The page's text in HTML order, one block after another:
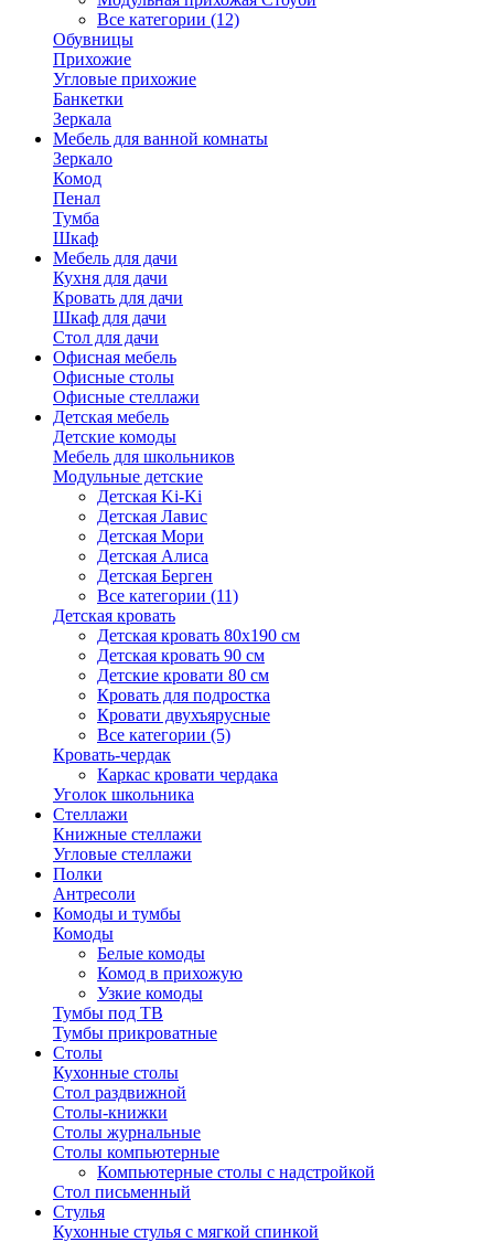
Все категории (12)
Обувницы
Прихожие
Угловые прихожие
Банкетки
Зеркала
Мебель для ванной комнаты
Зеркало
Комод
Пенал
Тумба
Шкаф
Мебель для дачи
Кухня для дачи
Кровать для дачи
Шкаф для дачи
Стол для дачи
Офисная мебель
Офисные столы
Офисные стеллажи
Детская мебель
Детские комоды
Мебель для школьников
Модульные детские
Детская Ki-Ki
Детская Лавис
Детская Мори
Детская Алиса
Детская Берген
Все категории (11)
Детская кровать
Детская кровать 80х190 см
Детская кровать 90 см
Детские кровати 80 см
Кровать для подростка
Кровати двухъярусные
Все категории (5)
Кровать-чердак
Каркас кровати чердака
Уголок школьника
Стеллажи
Книжные стеллажи
Угловые стеллажи
Полки
Антресоли
Комоды и тумбы
Комоды
Белые комоды
Комод в прихожую
Узкие комоды
Тумбы под ТВ
Тумбы прикроватные
Столы
Кухонные столы
Стол раздвижной
Столы-книжки
Столы журнальные
Столы компьютерные
Компьютерные столы с надстройкой
Стол письменный
Стулья
Кухонные стулья с мягкой спинкой